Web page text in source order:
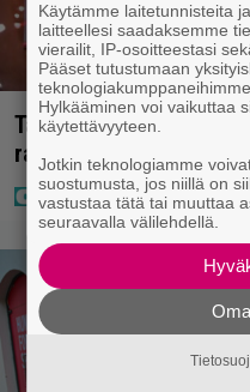
Täällä pelattiin
rahat – Tokmannilla,
Käytämme laitetunnisteita
laitteellesi saadaksemme
vierailit, IP-osoitteestasi
Pääset tutustumaan
Hylkääminen voi vaikuttaa
käytettävyyteen.
Jotkin teknologiamme
suostumusta, jos niillä on
vastustaa tätä tai muuttaa
seuraavalla välilehdellä.